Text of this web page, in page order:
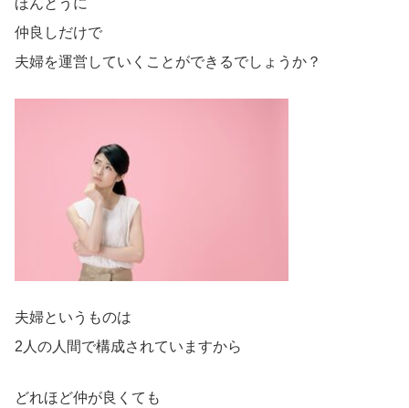
ほんとうに
仲良しだけで
夫婦を運営していくことができるでしょうか？
夫婦というものは
2人の人間で構成されていますから
どれほど仲が良くても